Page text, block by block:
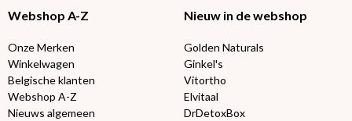
Webshop A-Z
Onze Merken
Winkelwagen
Belgische klanten
Webshop A-Z
Nieuws algemeen
Nieuw in de webshop
Golden Naturals
Ginkel's
Vitortho
Elvitaal
DrDetoxBox